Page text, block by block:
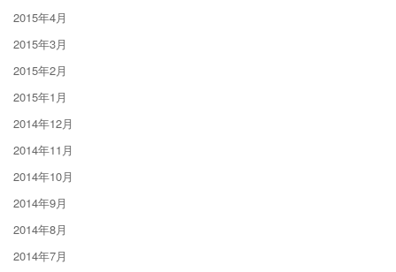
2015年4月
2015年3月
2015年2月
2015年1月
2014年12月
2014年11月
2014年10月
2014年9月
2014年8月
2014年7月